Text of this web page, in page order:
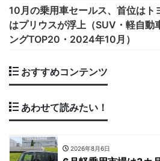
10月の乗用車セールス、首位はト
はプリウスが浮上（SUV・軽自動
ングTOP20・2024年10月）
おすすめコンテンツ
あわせて読みたい！
2026年8月6日